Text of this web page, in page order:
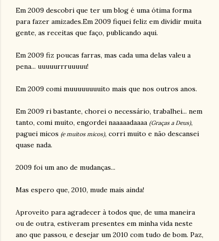
Em 2009 descobri que ter um blog é uma ótima forma
para fazer amizades.Em 2009 fiquei feliz em dividir muita
gente, as receitas que faço, publicando aqui.
Em 2009 fiz poucas farras, mas cada uma delas valeu a
pena... uuuuurrruuuuu!
Em 2009 comi muuuuuuuuito mais que nos outros anos.
Em 2009 ri bastante, chorei o necessário, trabalhei... nem
tanto, comi muito, engordei naaaaadaaaa (Graças a Deus),
paguei micos (e muitos micos), corri muito e não descansei
quase nada.
2009 foi um ano de mudanças...
Mas espero que, 2010, mude mais ainda!
Aproveito para agradecer à todos que, de uma maneira
ou de outra, estiveram presentes em minha vida neste
ano que passou, e desejar um 2010 com tudo de bom. Paz,